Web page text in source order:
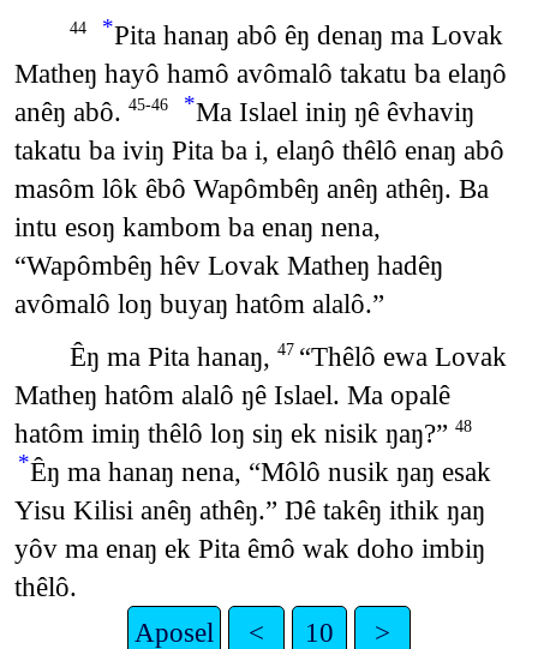
44 *Pita hanaŋ abô êŋ denaŋ ma Lovak
Matheŋ hayô hamô avômalô takatu ba elaŋô
anêŋ abô. 45-46 *Ma Islael iniŋ ŋê êvhaviŋ
takatu ba iviŋ Pita ba i, elaŋô thêlô enaŋ abô
masôm lôk êbô Wapômbêŋ anêŋ athêŋ. Ba
intu esoŋ kambom ba enaŋ nena,
“Wapômbêŋ hêv Lovak Matheŋ hadêŋ
avômalô loŋ buyaŋ hatôm alalô.”
Êŋ ma Pita hanaŋ, 47 “Thêlô ewa Lovak
Matheŋ hatôm alalô ŋê Islael. Ma opalê
hatôm imiŋ thêlô loŋ siŋ ek nisik ŋaŋ?” 48
*Êŋ ma hanaŋ nena, “Môlô nusik ŋaŋ esak
Yisu Kilisi anêŋ athêŋ.” Ŋê takêŋ ithik ŋaŋ
yôv ma enaŋ ek Pita êmô wak doho imbiŋ
thêlô.
Aposel
< 10 >